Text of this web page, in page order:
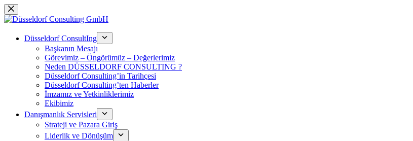
Skip
to
Düsseldorf ConsultIng
Başkanın Mesajı
Görevimiz – Öngörümüz – Değerlerimiz
Neden DÜSSELDORF CONSULTING ?
Düsseldorf Consulting’in Tarihçesi
Düsseldorf Consulting’ten Haberler
İmzamız ve Yetkinliklerimiz
Ekibimiz
Danışmanlık Servisleri
Strateji ve Pazara Giriş
Liderlik ve Dönüşüm